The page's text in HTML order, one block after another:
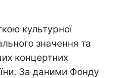
культурної
значення та
концертних
За даними Фонду